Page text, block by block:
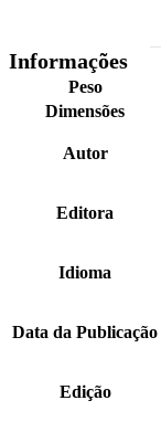
Informações
Peso
Dimensões
Autor
Editora
Idioma
Data da Publicação
Edição